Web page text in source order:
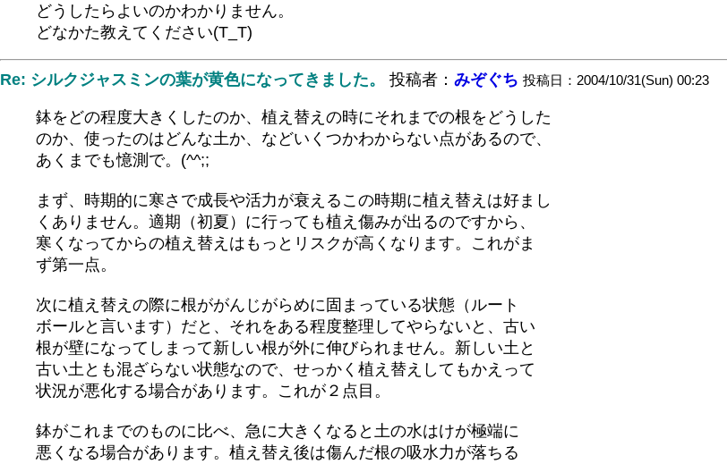
どうしたらよいのかわかりません。
どなかた教えてください(T_T)
Re: シルクジャスミンの葉が黄色になってきました。 投稿者： みぞぐち 投稿日：2004/10/31(Sun) 00:23
鉢をどの程度大きくしたのか、植え替えの時にそれまでの根をどうした
のか、使ったのはどんな土か、などいくつかわからない点があるので、
あくまでも憶測で。(^^;;
まず、時期的に寒さで成長や活力が衰えるこの時期に植え替えは好まし
くありません。適期（初夏）に行っても植え傷みが出るのですから、
寒くなってからの植え替えはもっとリスクが高くなります。これがま
ず第一点。
次に植え替えの際に根ががんじがらめに固まっている状態（ルート
ボールと言います）だと、それをある程度整理してやらないと、古い
根が壁になってしまって新しい根が外に伸びられません。新しい土と
古い土とも混ざらない状態なので、せっかく植え替えしてもかえって
状況が悪化する場合があります。これが２点目。
鉢がこれまでのものに比べ、急に大きくなると土の水はけが極端に
悪くなる場合があります。植え替え後は傷んだ根の吸水力が落ちる